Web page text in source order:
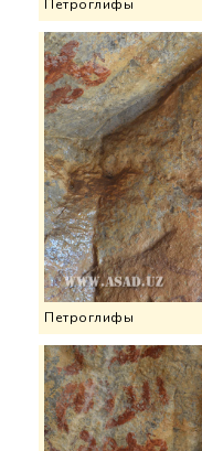
Петроглифы
Петроглифы